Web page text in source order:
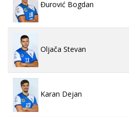
Đurović Bogdan
Oljača Stevan
Karan Dejan